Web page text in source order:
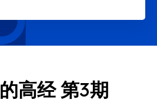
高经 第3期